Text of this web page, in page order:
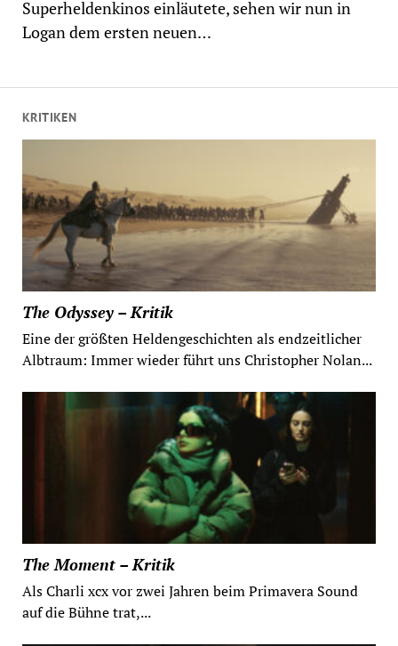
KRITIKEN
The Odyssey – Kritik
Eine der größten Heldengeschichten als endzeitlicher
Albtraum: Immer wieder führt uns Christopher Nolan...
The Moment – Kritik
Als Charli xcx vor zwei Jahren beim Primavera Sound
auf die Bühne trat,...
Superheldenkinos einläutete, sehen wir nun in
Logan dem ersten neuen…